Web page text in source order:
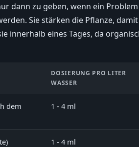
dann zu geben, wenn ein
Sie stärken die Pflanze,
innerhalb eines Tages, da
DOSIERUNG PRO LITER
WASSER
dem
1 - 4 ml
1 - 4 ml